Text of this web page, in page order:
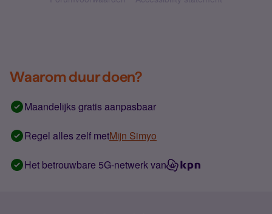
Waarom duur doen?
Maandelijks gratis aanpasbaar
Regel alles zelf metMijn Simyo
Het betrouwbare 5G-netwerk van